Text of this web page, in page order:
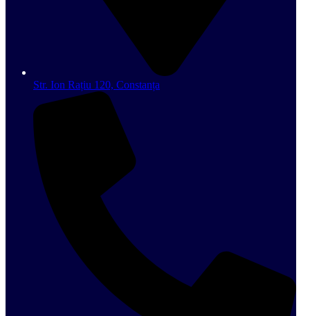
Str. Ion Rațiu 120, Constanța